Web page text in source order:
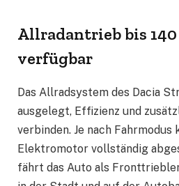
Allradantrieb bis
verfügbar
Das Allradsystem des Dacia
ausgelegt, Effizienz und
verbinden. Je nach Fahrmodus
Elektromotor vollständig
fährt das Auto als